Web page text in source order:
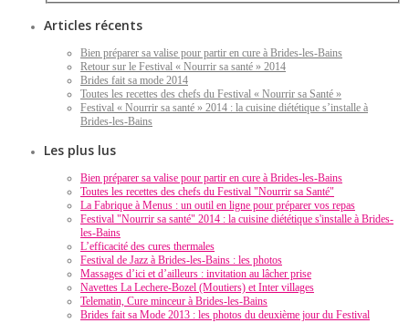
Articles récents
Bien préparer sa valise pour partir en cure à Brides-les-Bains
Retour sur le Festival « Nourrir sa santé » 2014
Brides fait sa mode 2014
Toutes les recettes des chefs du Festival « Nourrir sa Santé »
Festival « Nourrir sa santé » 2014 : la cuisine diététique s’installe à
Brides-les-Bains
Les plus lus
Bien préparer sa valise pour partir en cure à Brides-les-Bains
Toutes les recettes des chefs du Festival "Nourrir sa Santé"
La Fabrique à Menus : un outil en ligne pour préparer vos repas
Festival "Nourrir sa santé" 2014 : la cuisine diététique s'installe à Brides-
les-Bains
L’efficacité des cures thermales
Festival de Jazz à Brides-les-Bains : les photos
Massages d’ici et d’ailleurs : invitation au lâcher prise
Navettes La Lechere-Bozel (Moutiers) et Inter villages
Telematin, Cure minceur à Brides-les-Bains
Brides fait sa Mode 2013 : les photos du deuxième jour du Festival